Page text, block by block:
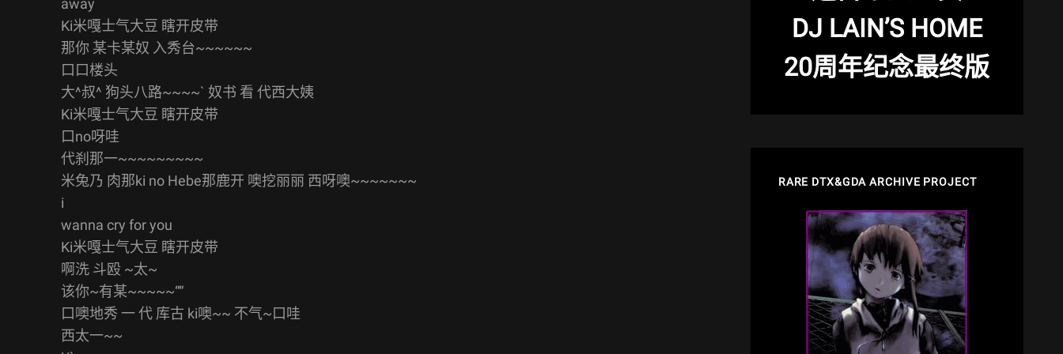
Ki米嘎士气大豆 瞎开皮带
那你 某卡某奴 入秀台~~~~~~
口口楼头
大^叔^ 狗头八路~~~~` 奴书 看 代西大姨
Ki米嘎士气大豆 瞎开皮带
口no呀哇
代刹那一~~~~~~~~~
米兔乃 肉那ki no Hebe那鹿开 噢挖丽丽 西呀噢~~~~~~~
i
wanna cry for you
Ki米嘎士气大豆 瞎开皮带
啊洗 斗殴 ~太~
该你~有某~~~~~““
口噢地秀 一 代 库古 ki噢~~ 不气~口哇
西太一~~
DJ LAIN’S HOME
20周年纪念最终版
RARE DTX&GDA ARCHIVE PROJECT